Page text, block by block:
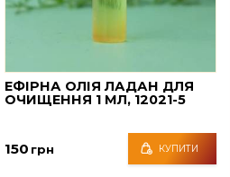
ЕФІРНА ОЛІЯ ЛАДАН ДЛЯ
ОЧИЩЕННЯ 1 МЛ, 12021-5
150 грн КУПИТИ